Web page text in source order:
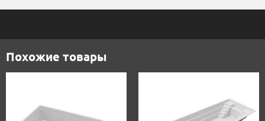
Похожие товары